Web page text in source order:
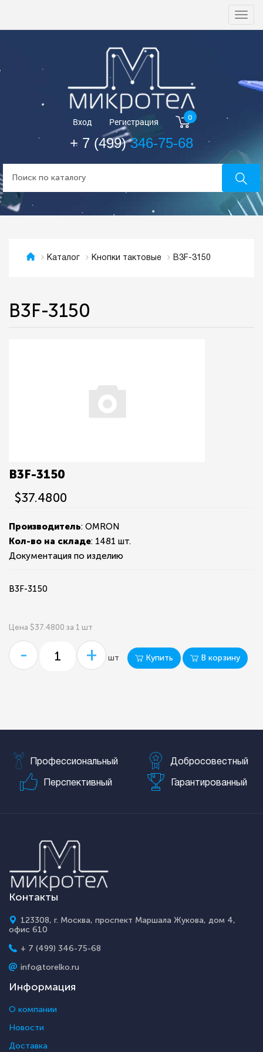
Вход Регистрация 0
+ 7 (499)346-75-68
Каталог Кнопки тактовые B3F-3150
B3F-3150
B3F-3150
$37.4800
Производитель: OMRON
Кол-во на складе: 1481 шт.
Документация по изделию
B3F-3150
Цена $37.4800 за 1 шт
- + шт Купить В корзину
Профессиональный Добросовестный
Перспективный Гарантированный
Контакты
123308, г. Москва, проспект Маршала Жукова, дом 4,
офис 610
+ 7 (499) 346-75-68
info@torelko.ru
Информация
О компании
Новости
Доставка